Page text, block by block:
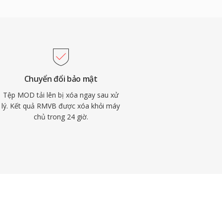
Chuyển đổi bảo mật
Tệp MOD tải lên bị xóa ngay sau xử
lý. Kết quả RMVB được xóa khỏi máy
chủ trong 24 giờ.